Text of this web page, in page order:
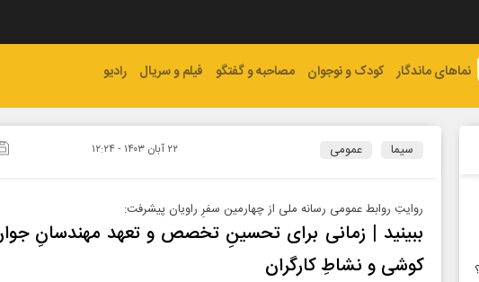
نماهای ماندگار کودک و نوجوان مصاحبه و گفتگو فیلم و سریال رادیو
سیما عمومی ۲۲ آبان ۱۴۰۳ - ۱۲:۲۴
روایتِ روابط عمومی رسانه ملی از چهارمین سفرِ راویان پیشرفت:
ببینید | زمانی برای تحسینِ تخصص و تعهد مهندسانِ
کوشی و نشاطِ کارگران